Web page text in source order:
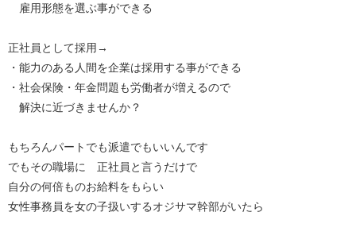
雇用形態を選ぶ事ができる
正社員として採用→
・能力のある人間を企業は採用する事ができる
・社会保険・年金問題も労働者が増えるので
解決に近づきませんか？
もちろんパートでも派遣でもいいんです
でもその職場に 正社員と言うだけで
自分の何倍ものお給料をもらい
女性事務員を女の子扱いするオジサマ幹部がいたら